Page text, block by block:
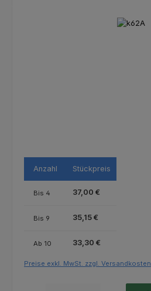
Anzahl Stückpreis
Bis 4 37,00 €
Bis 9 35,15 €
Ab 10 33,30 €
Preise exkl. MwSt. zzgl. Versandkosten